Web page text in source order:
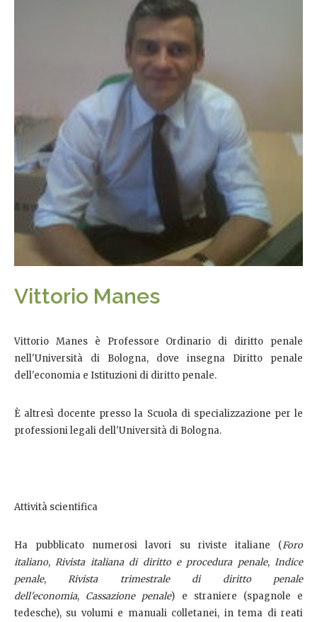
Vittorio Manes
Vittorio Manes è Professore Ordinario di diritto penale
nell'Università di Bologna, dove insegna Diritto penale
dell'economia e Istituzioni di diritto penale.
È altresì docente presso la Scuola di specializzazione per le
professioni legali dell'Università di Bologna.
Attività scientifica
Ha pubblicato numerosi lavori su riviste italiane (Foro
italiano,Rivista italiana di diritto e procedura penale, Indice
penale,Rivista trimestrale di diritto penale
dell'economia, Cassazione penale) e straniere (spagnole e
tedesche), su volumi e manuali colletanei, in tema di reati